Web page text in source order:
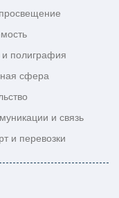
полиграфия
сфера
и связь
и перевозки